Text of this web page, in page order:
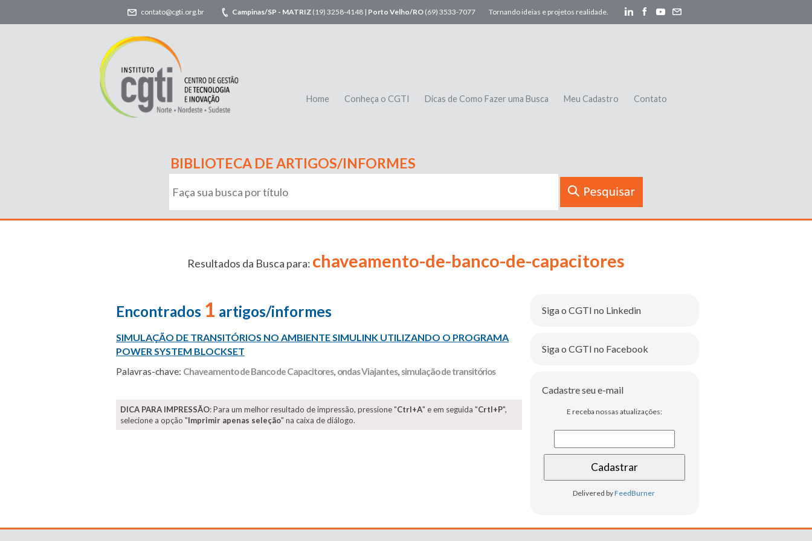
contato@cgti.org.br Campinas/SP - MATRIZ (19) 3258-4148 | Porto Velho/RO (69) 3533-7077 Tornando ideias e projetos realidade.
Home Conheça o CGTI Dicas de Como Fazer uma Busca Meu Cadastro Contato
BIBLIOTECA DE ARTIGOS/INFORMES
Resultados da Busca para: chaveamento-de-banco-de-capacitores
Encontrados 1 artigos/informes
SIMULAÇÃO DE TRANSITÓRIOS NO AMBIENTE SIMULINK UTILIZANDO O PROGRAMA
POWER SYSTEM BLOCKSET
Palavras-chave: Chaveamento de Banco de Capacitores, ondas Viajantes, simulação de transitórios
DICA PARA IMPRESSÃO: Para um melhor resultado de impressão, pressione "Ctrl+A" e em seguida "Crtl+P",
selecione a opção "Imprimir apenas seleção" na caixa de diálogo.
Siga o CGTI no Linkedin
Siga o CGTI no Facebook
Cadastre seu e-mail
E receba nossas atualizações:
Delivered byFeedBurner